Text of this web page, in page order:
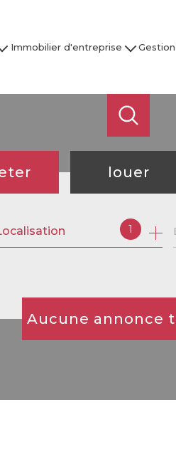
Immobilier d'entreprise
Louer
Vendre / Faire Gérer
pro
louer
à l'année
de l'immo
1
Aucune annonce